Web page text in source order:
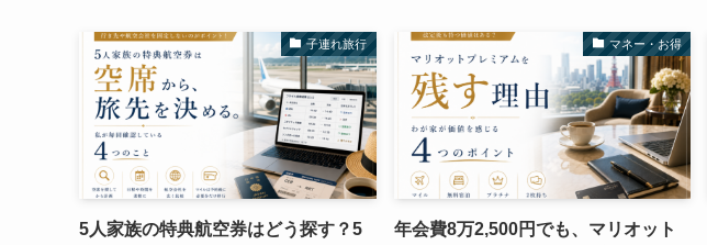
子連れ旅行
5人家族の特典航空券はどう探す？5
マネー・お得
年会費8万2,500円でも、マリオット